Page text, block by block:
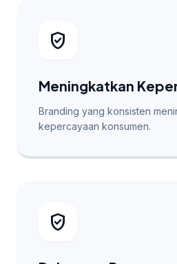
verified_user
Meningkatkan
Branding yang konsisten
kepercayaan konsumen.
verified_user